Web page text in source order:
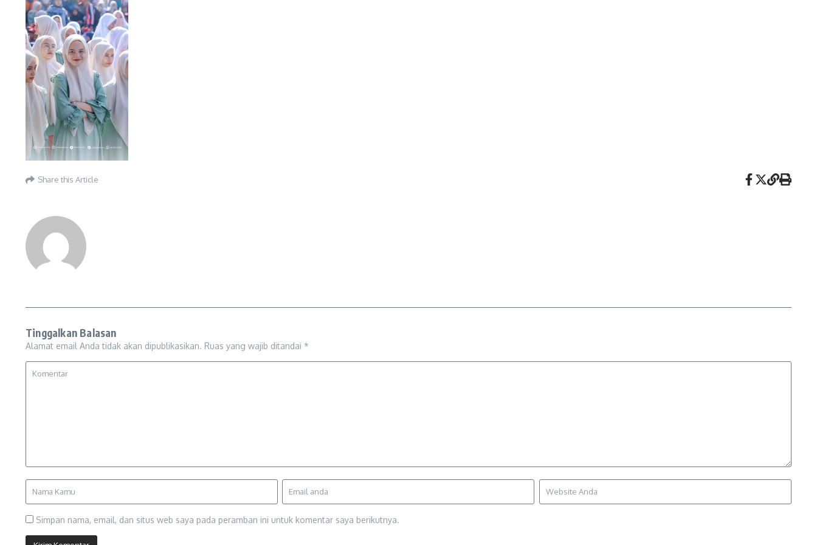
Share this Article
Tinggalkan Balasan
Alamat email Anda tidak akan dipublikasikan. Ruas yang wajib ditandai *
Simpan nama, email, dan situs web saya pada peramban ini untuk komentar saya berikutnya.